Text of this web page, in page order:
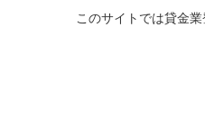
このサイトでは貸金